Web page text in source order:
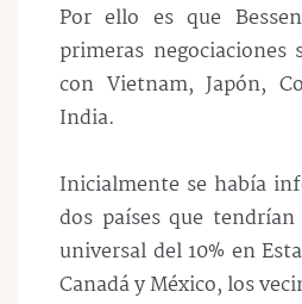
Por ello es que
primeras negociaciones
con Vietnam, Japón,
India.
Inicialmente se había
dos países que
universal del 10% en
Canadá y México, los